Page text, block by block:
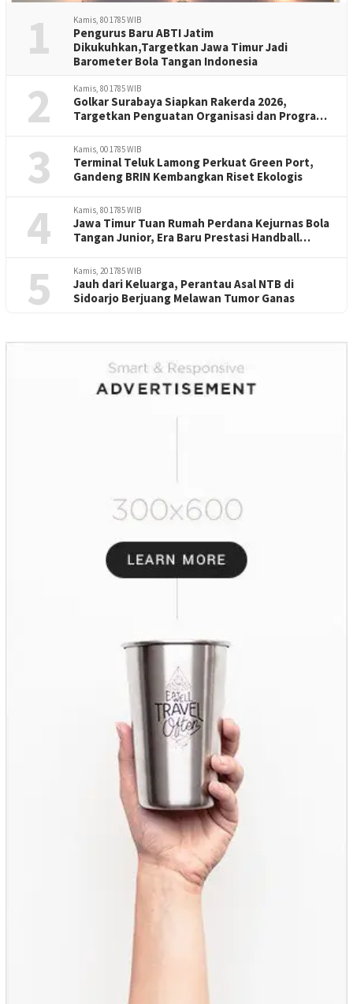
1 Kamis, 80 1785 WIB
Pengurus Baru ABTI Jatim
Dikukuhkan,Targetkan Jawa Timur Jadi
Barometer Bola Tangan Indonesia
2 Kamis, 80 1785 WIB
Golkar Surabaya Siapkan Rakerda 2026,
Targetkan Penguatan Organisasi dan Program
3 Kamis, 00 1785 WIB
Terminal Teluk Lamong Perkuat Green Port,
Gandeng BRIN Kembangkan Riset Ekologis
4 Kamis, 80 1785 WIB
Jawa Timur Tuan Rumah Perdana Kejurnas Bola
Tangan Junior, Era Baru Prestasi Handball
5 Kamis, 20 1785 WIB
Jauh dari Keluarga, Perantau Asal NTB di
Sidoarjo Berjuang Melawan Tumor Ganas